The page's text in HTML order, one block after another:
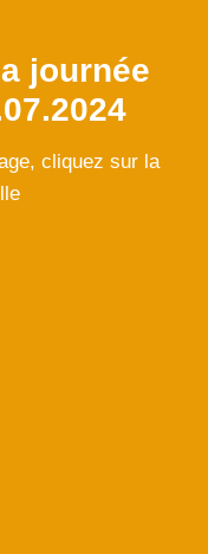
journée
cliquez sur la